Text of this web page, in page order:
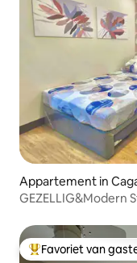
Appartement in
GEZELLIG&Modern
Topfavoriet van
Favoriet van